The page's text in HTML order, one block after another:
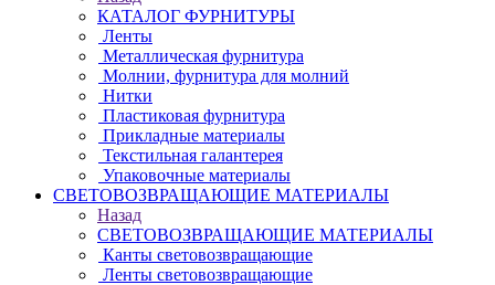
КАТАЛОГ ФУРНИТУРЫ
Ленты
Металлическая фурнитура
Молнии, фурнитура для молний
Нитки
Пластиковая фурнитура
Прикладные материалы
Текстильная галантерея
Упаковочные материалы
СВЕТОВОЗВРАЩАЮЩИЕ МАТЕРИАЛЫ
Назад
СВЕТОВОЗВРАЩАЮЩИЕ МАТЕРИАЛЫ
Канты световозвращающие
Ленты световозвращающие